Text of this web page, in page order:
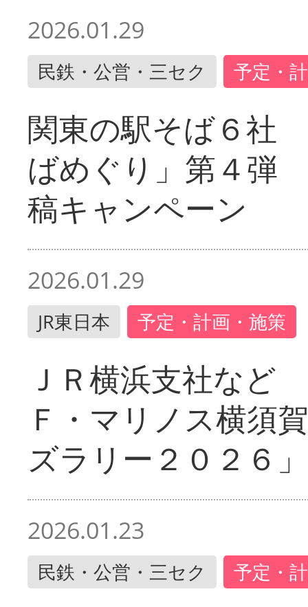
2026.01.29
民鉄・公営・三セク 予定・
関東の駅そば６社
ばめぐり」第４弾
稿キャンペーン
2026.01.29
JR東日本 予定・計画・施策
ＪＲ横浜支社など
Ｆ・マリノス横須
ズラリー２０２６」
2026.01.23
民鉄・公営・三セク 予定・